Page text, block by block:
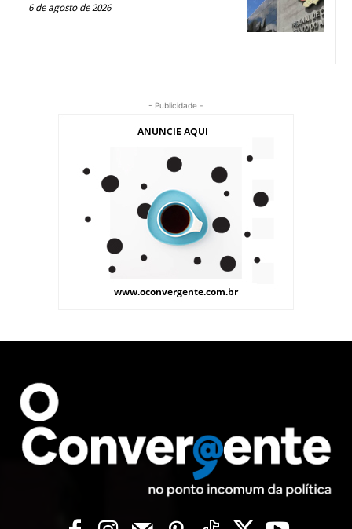
6 de agosto de 2026
- Publicidade -